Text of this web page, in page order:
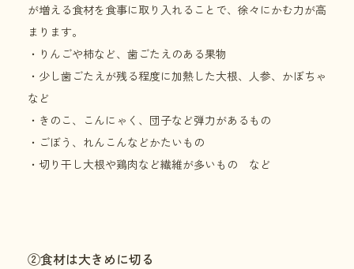
が増える食材を食事に取り入れることで、徐々にかむ力が高
まります。
・りんごや柿など、歯ごたえのある果物
・少し歯ごたえが残る程度に加熱した大根、人参、かぼちゃ
など
・きのこ、こんにゃく、団子など弾力があるもの
・ごぼう、れんこんなどかたいもの
・切り干し大根や鶏肉など繊維が多いもの など
②食材は大きめに切る